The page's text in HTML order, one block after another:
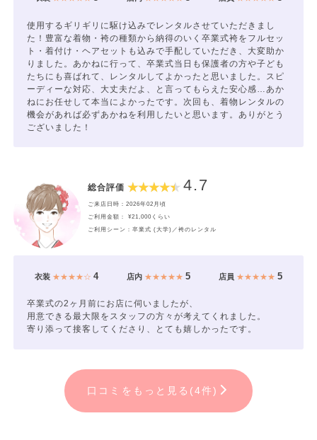
使用するギリギリに駆け込みでレンタルさせていただきまし
た！豊富な着物・袴の種類から納得のいく卒業式袴をフルセッ
ト・着付け・ヘアセットも込みで手配していただき、大変助か
りました。あかねに行って、卒業式当日も保護者の方や子ども
たちにも喜ばれて、レンタルしてよかったと思いました。スピ
ーディーな対応、大丈夫だよ、と言ってもらえた安心感…あか
ねにお任せして本当によかったです。次回も、着物レンタルの
機会があれば必ずあかねを利用したいと思います。ありがとう
ございました！
総合評価 4.7
ご来店日時：2026年02月頃
ご利用金額： ¥21,000くらい
ご利用シーン：卒業式 (大学)／袴のレンタル
衣装★★★★☆ 4 店内★★★★★ 5 店員 ★★★★★5
卒業式の2ヶ月前にお店に伺いましたが、
用意できる最大限をスタッフの方々が考えてくれました。
寄り添って接客してくださり、とても嬉しかったです。
口コミをもっと見る(4件)